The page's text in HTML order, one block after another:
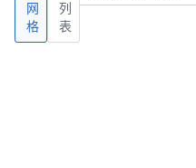
网
格
列
表